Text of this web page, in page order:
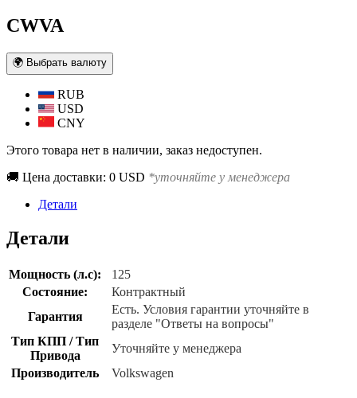
CWVA
🌍 Выбрать валюту
RUB
USD
CNY
Этого товара нет в наличии, заказ недоступен.
🚚 Цена доставки: 0 USD *уточняйте у менеджера
Детали
Детали
Мощность (л.с):
125
Состояние:
Контрактный
Гарантия
Есть. Условия гарантии уточняйте в
разделе "Ответы на вопросы"
Тип КПП / Тип
Привода
Уточняйте у менеджера
Производитель
Volkswagen